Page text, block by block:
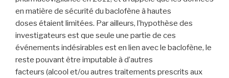
en matière de sécurité du baclofène à hautes
doses étaient limitées. Par ailleurs, l’hypothèse des
investigateurs est que seule une partie de ces
événements indésirables est en lien avec le baclofène, le
reste pouvant être imputable à d’autres
facteurs (alcool et/ou autres traitements prescrits aux